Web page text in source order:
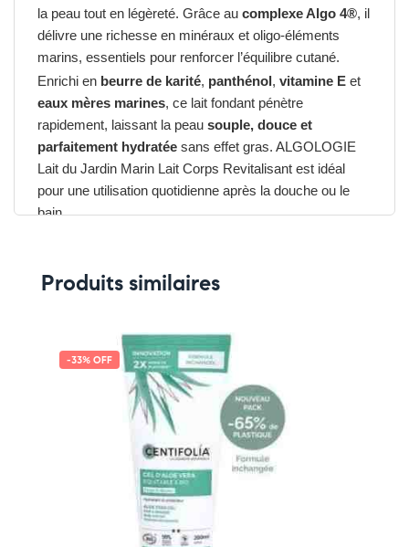
la peau tout en légèreté. Grâce au complexe Algo 4®, il
délivre une richesse en minéraux et oligo-éléments
marins, essentiels pour renforcer l’équilibre cutané.
Enrichi en beurre de karité, panthénol, vitamine E et
eaux mères marines, ce lait fondant pénètre
rapidement, laissant la peau souple, douce et
parfaitement hydratée sans effet gras. ALGOLOGIE
Lait du Jardin Marin Lait Corps Revitalisant est idéal
pour une utilisation quotidienne après la douche ou le
bain.
Hydratation quotidienne légère et efficace
Adoucit et revitalise la peau
Complexe Algo 4® + beurre de karité + panthénol
Texture fluide non grasse
, absorption rapide
Parfum marin subtil, sensation de fraîcheur durable
✔ Pour découvrir nos offres et promotions du
cliquez ici
Produits similaires
-33% OFF